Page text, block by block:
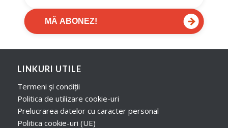
MĂ ABONEZ! →
LINKURI UTILE
Termeni și condiții
Politica de utilizare cookie-uri
Prelucrarea datelor cu caracter personal
Politica cookie-uri (UE)